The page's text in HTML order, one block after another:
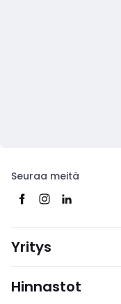
Seuraa meitä
Yritys
Hinnastot